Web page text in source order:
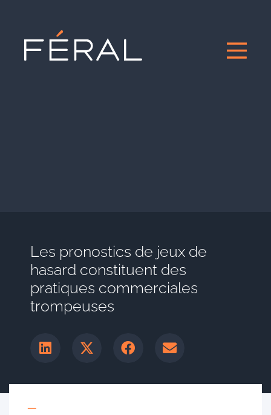
Les pronostics de jeux de
hasard constituent des
pratiques commerciales
trompeuses
—